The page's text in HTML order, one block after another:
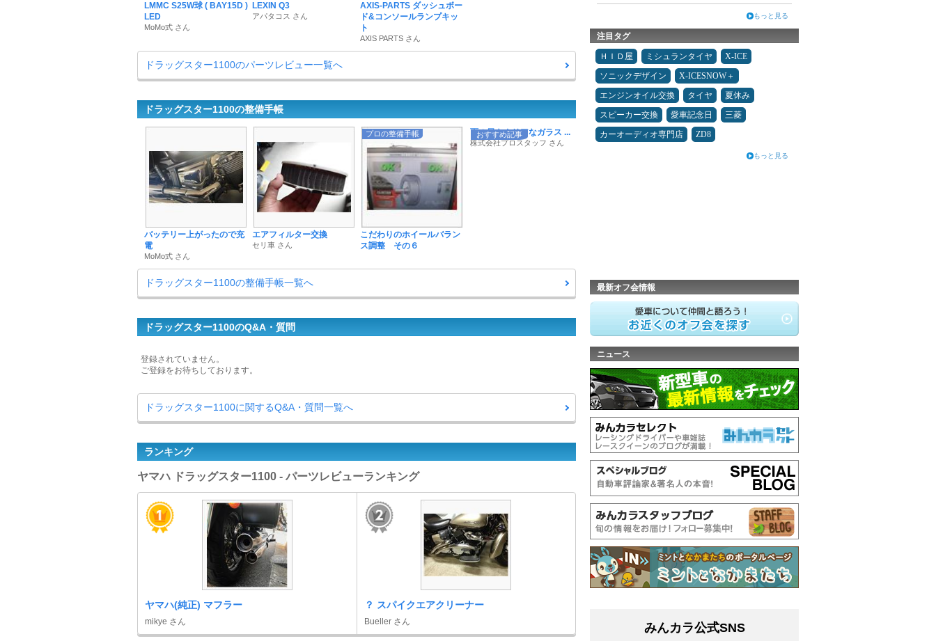
LMMC S25W球 ( BAY15D )
LED
MoMo式 さん
LEXIN Q3
アパタコス さん
AXIS-PARTS ダッシュボー
ド&コンソールランプキッ
ト
AXIS PARTS さん
ドラッグスター1100のパーツレビュー一覧へ
ドラッグスター1100の整備手帳
バッテリー上がったので充
電
MoMo式 さん
エアフィルター交換
セリ車 さん
プロの整備手帳
こだわりのホイールバラン
ス調整 その６
おすすめ記事
雨の日もクリアなガラス ...
株式会社プロスタッフ さん
ドラッグスター1100の整備手帳一覧へ
ドラッグスター1100のQ&A・質問
登録されていません。
ご登録をお待ちしております。
ドラッグスター1100に関するQ&A・質問一覧へ
ランキング
ヤマハ ドラッグスター1100 - パーツレビューランキング
ヤマハ(純正) マフラー
mikye さん
？ スパイクエアクリーナー
Bueller さん
もっと見る
注目タグ
ＨＩＤ屋 ミシュランタイヤ
X-ICE
ソニックデザイン
X-ICESNOW＋
エンジンオイル交換
タイヤ
夏休み
スピーカー交換
愛車記念日
三菱
カーオーディオ専門店
ZD8
もっと見る
最新オフ会情報
ニュース
みんカラ公式SNS